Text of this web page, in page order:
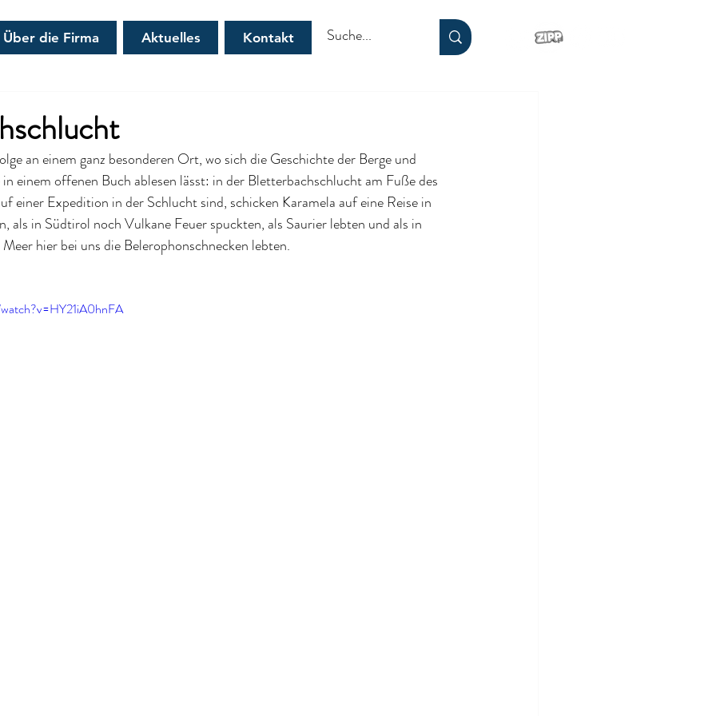
Über die Firma Aktuelles Kontakt
an einem ganz besonderen Ort, wo sich die Geschichte der Berge und
in einem offenen Buch ablesen lässt: in der Bletterbachschlucht am Fuße des
einer Expedition in der Schlucht sind, schicken Karamela auf eine Reise in
als in Südtirol noch Vulkane Feuer spuckten, als Saurier lebten und als in
hier bei uns die Belerophonschnecken lebten.